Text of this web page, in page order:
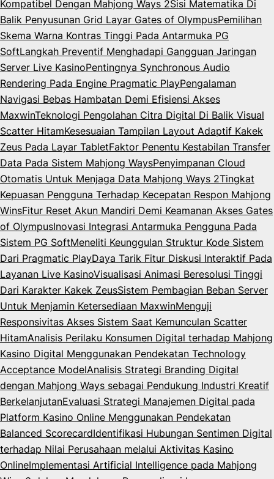
Kompatibel Dengan Mahjong Ways 2Sisi Matematika Di
Balik Penyusunan Grid Layar Gates of OlympusPemilihan
Skema Warna Kontras Tinggi Pada Antarmuka PG
SoftLangkah Preventif Menghadapi Gangguan Jaringan
Server Live KasinoPentingnya Synchronous Audio
Rendering Pada Engine Pragmatic PlayPengalaman
Navigasi Bebas Hambatan Demi Efisiensi Akses
MaxwinTeknologi Pengolahan Citra Digital Di Balik Visual
Scatter HitamKesesuaian Tampilan Layout Adaptif Kakek
Zeus Pada Layar TabletFaktor Penentu Kestabilan Transfer
Data Pada Sistem Mahjong WaysPenyimpanan Cloud
Otomatis Untuk Menjaga Data Mahjong Ways 2Tingkat
Kepuasan Pengguna Terhadap Kecepatan Respon Mahjong
WinsFitur Reset Akun Mandiri Demi Keamanan Akses Gates
of OlympusInovasi Integrasi Antarmuka Pengguna Pada
Sistem PG SoftMeneliti Keunggulan Struktur Kode Sistem
Dari Pragmatic PlayDaya Tarik Fitur Diskusi Interaktif Pada
Layanan Live KasinoVisualisasi Animasi Beresolusi Tinggi
Dari Karakter Kakek ZeusSistem Pembagian Beban Server
Untuk Menjamin Ketersediaan MaxwinMenguji
Responsivitas Akses Sistem Saat Kemunculan Scatter
HitamAnalisis Perilaku Konsumen Digital terhadap Mahjong
Kasino Digital Menggunakan Pendekatan Technology
Acceptance ModelAnalisis Strategi Branding Digital
dengan Mahjong Ways sebagai Pendukung Industri Kreatif
BerkelanjutanEvaluasi Strategi Manajemen Digital pada
Platform Kasino Online Menggunakan Pendekatan
Balanced ScorecardIdentifikasi Hubungan Sentimen Digital
terhadap Nilai Perusahaan melalui Aktivitas Kasino
OnlineImplementasi Artificial Intelligence pada Mahjong